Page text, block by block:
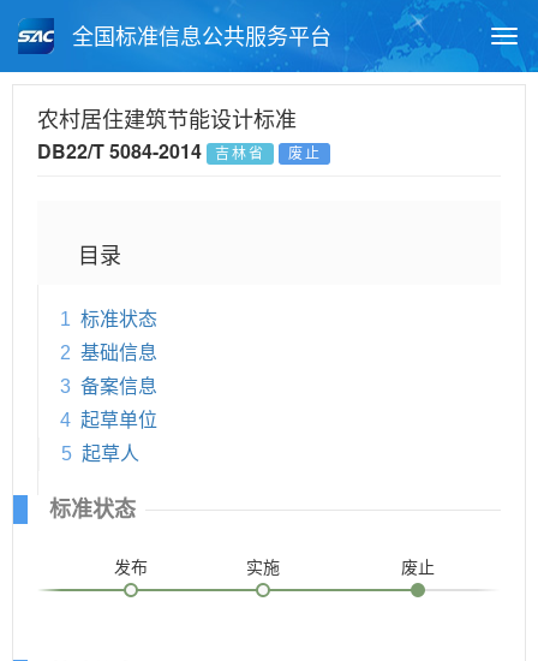
全国标准信息公共服务平台
月报查询 标准公告查询
农村居住建筑节能设计标准
DB22/T 5084-2014 吉林省 废止
目录
1 标准状态
2 基础信息
3 备案信息
4 起草单位
5 起草人
标准状态
发布 实施 废止